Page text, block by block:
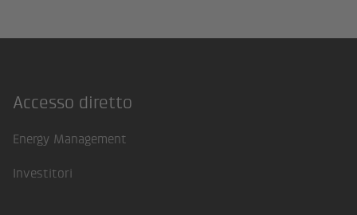
Footer
Accesso diretto
Energy Management
Investitori